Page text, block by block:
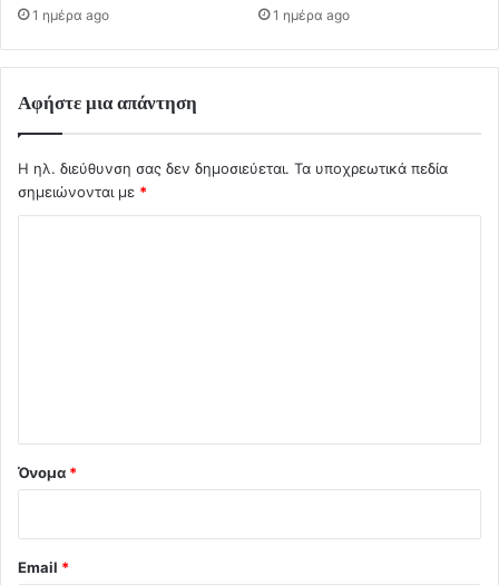
1 ημέρα ago 1 ημέρα ago
Αφήστε μια απάντηση
Η ηλ. διεύθυνση σας δεν δημοσιεύεται. Τα υποχρεωτικά πεδία
σημειώνονται με *
Όνομα *
Email *